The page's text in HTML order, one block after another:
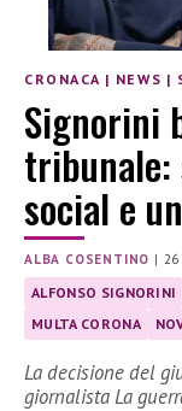
CRONACA | NEWS |
Signorini
social e
ALBA COSENTINO |
ALFONSO SIGNORINI
MULTA CORONA
La decisione del
giornalista La